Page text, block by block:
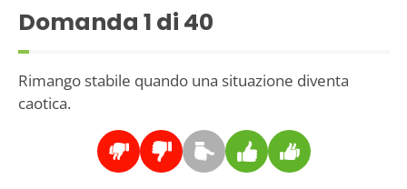
Domanda 1 di 40
Rimango stabile quando una situazione diventa
caotica.